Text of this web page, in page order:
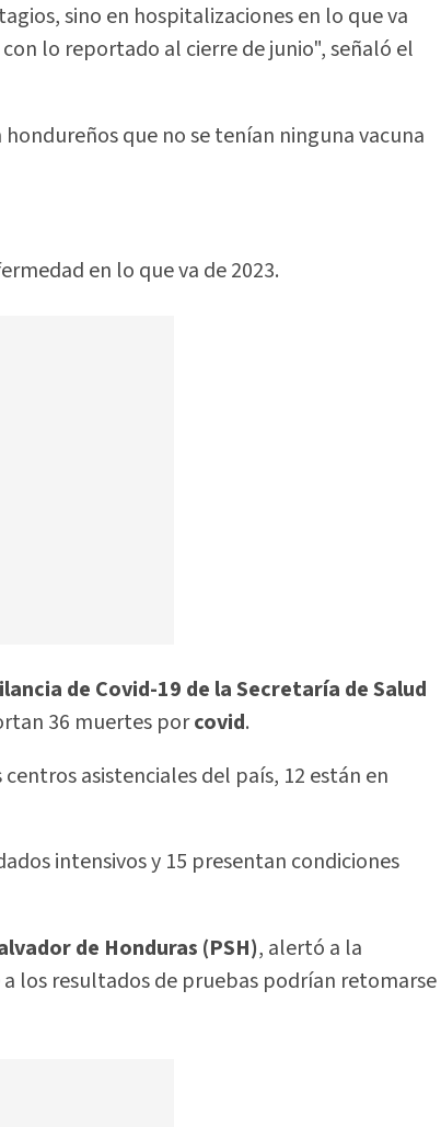
sino en hospitalizaciones en lo que va
lo reportado al cierre de junio", señaló el
que no se tenían ninguna vacuna
en lo que va de 2023.
de Covid-19 de la Secretaría de Salud
36 muertes porcovid.
asistenciales del país, 12 están en
intensivos y 15 presentan condiciones
de Honduras (PSH), alertó a la
los resultados de pruebas podrían retomarse